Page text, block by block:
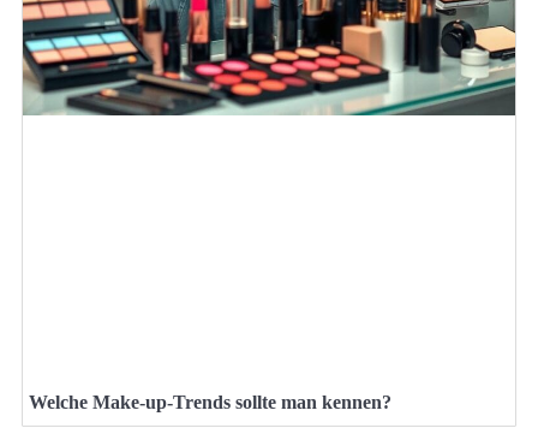
Welche Make-up-Trends sollte man kennen?